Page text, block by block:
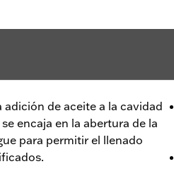
de aceite a la cavidad
encaja en la abertura de la
para permitir el llenado